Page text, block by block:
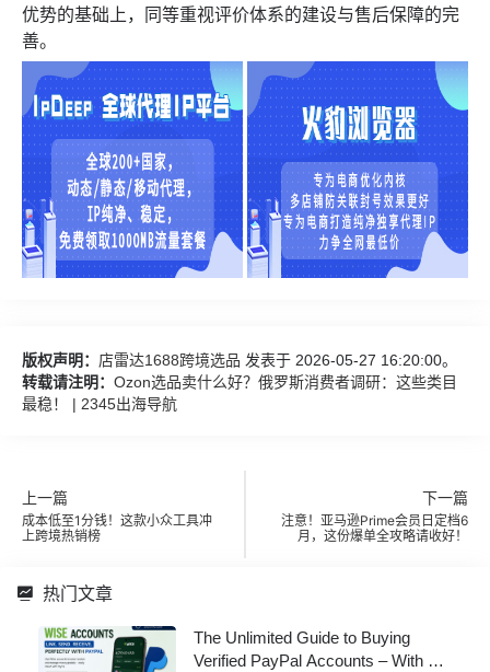
优势的基础上，同等重视评价体系的建设与售后保障的完
善。
版权声明： 店雷达1688跨境选品 发表于 2026-05-27 16:20:00。
转载请注明： Ozon选品卖什么好？俄罗斯消费者调研：这些类目
最稳！ | 2345出海导航
上一篇
成本低至1分钱！这款小众工具冲
上跨境热销榜
下一篇
注意！亚马逊Prime会员日定档6
月，这份爆单全攻略请收好！
热门文章
The Unlimited Guide to Buying
Verified PayPal Accounts – With All